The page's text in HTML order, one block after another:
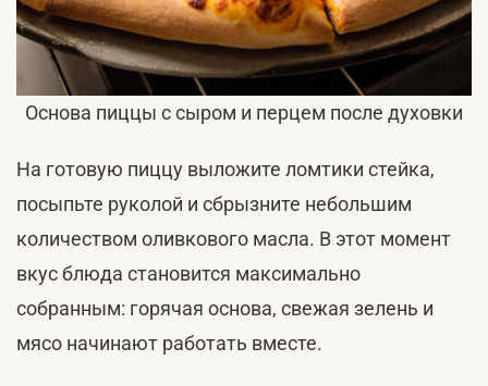
Основа пиццы с сыром и перцем после духовки
На готовую пиццу выложите ломтики стейка,
посыпьте руколой и сбрызните небольшим
количеством оливкового масла. В этот момент
вкус блюда становится максимально
собранным: горячая основа, свежая зелень и
мясо начинают работать вместе.